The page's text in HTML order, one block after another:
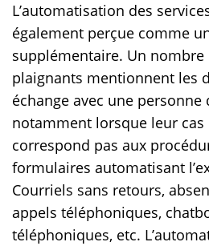
L’automatisation des
également perçue comme
supplémentaire. Un
plaignants mentionnent les
échange avec une personne
notamment lorsque leur
correspond pas aux
formulaires automatisant
Courriels sans retours,
appels téléphoniques,
téléphoniques, etc.